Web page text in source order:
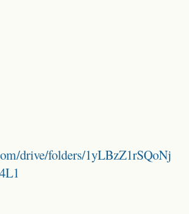
drive/folders/1yLBzZ1rSQoNj